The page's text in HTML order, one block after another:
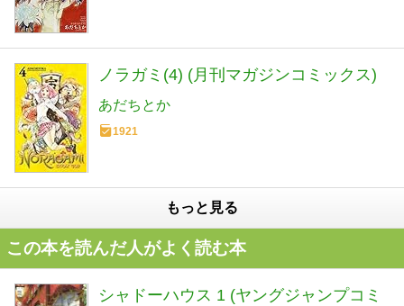
ノラガミ(4) (月刊マガジンコミックス)
あだちとか
1921
もっと見る
この本を読んだ人がよく読む本
シャドーハウス 1 (ヤングジャンプコミ